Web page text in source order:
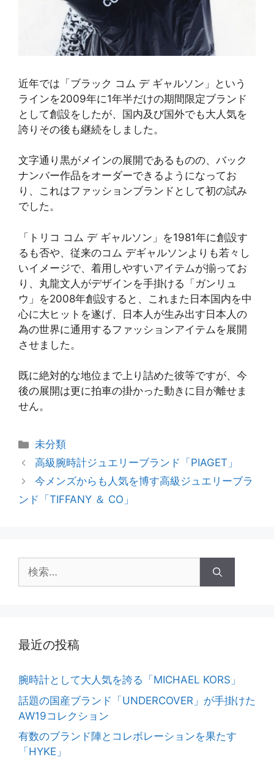
近年では「ブラック コム デ ギャルソン」という
ラインを2009年に1年半だけの期間限定ブランド
として創設をしたが、国内及び国外でも大人気を
誇りその後も継続をしました。
文字通り黒がメインの展開であるものの、バック
ナンバー作品をオーダーできるようになってお
り、これはファッションブランドとして初の試み
でした。
「トリコ コム デ ギャルソン」を1981年に創設す
るも否や、従来のコム デギャルソンよりも若々し
いイメージで、着用しやすいアイテムが揃ってお
り、丸龍文人がデザインを手掛ける「ガンリュ
ウ」を2008年創設すると、これまた日本国内を中
心に大ヒットを遂げ、日本人が生み出す日本人の
為の世界に通用するファッションアイテムを展開
させました。
既に絶対的な地位まで上り詰めた彼等ですが、今
後の展開は更に拍車の掛かった動きに目が離せま
せん。
カ
テ
リ
ー
未分類
高級腕時計ジュエリーブランド「PIAGET」
今メンズからも人気を博す高級ジュエリーブラ
ンド「TIFFANY ＆ CO」
索:
最近の投稿
腕時計として大人気を誇る「MICHAEL KORS」
話題の国産ブランド「UNDERCOVER」が手掛けた
AW19コレクション
有数のブランド陣とコレボレーションを果たす
「HYKE」